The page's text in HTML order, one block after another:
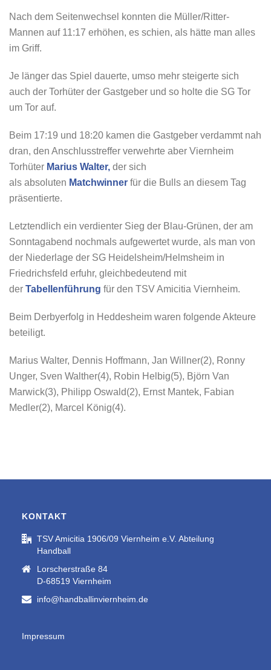
Nach dem Seitenwechsel konnten die Müller/Ritter-
Mannen auf 11:17 erhöhen, es schien, als hätte man alles
im Griff.
Je länger das Spiel dauerte, umso mehr steigerte sich
auch der Torhüter der Gastgeber und so holte die SG Tor
um Tor auf.
Beim 17:19 und 18:20 kamen die Gastgeber verdammt nah
dran, den Anschlusstreffer verwehrte aber Viernheim
Torhüter Marius Walter, der sich
als absoluten Matchwinner für die Bulls an diesem Tag
präsentierte.
Letztendlich ein verdienter Sieg der Blau-Grünen, der am
Sonntagabend nochmals aufgewertet wurde, als man von
der Niederlage der SG Heidelsheim/Helmsheim in
Friedrichsfeld erfuhr, gleichbedeutend mit
der Tabellenführung für den TSV Amicitia Viernheim.
Beim Derbyerfolg in Heddesheim waren folgende Akteure
beteiligt.
Marius Walter, Dennis Hoffmann, Jan Willner(2), Ronny
Unger, Sven Walther(4), Robin Helbig(5), Björn Van
Marwick(3), Philipp Oswald(2), Ernst Mantek, Fabian
Medler(2), Marcel König(4).
KONTAKT
TSV Amicitia 1906/09 Viernheim e.V. Abteilung
Handball
Lorscherstraße 84
D-68519 Viernheim
info@handballinviernheim.de
Impressum